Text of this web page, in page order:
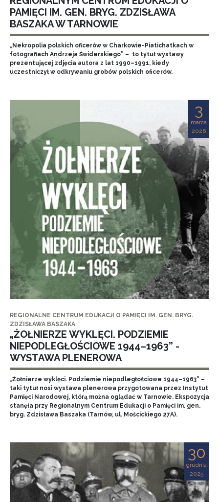
PAMIĘCI IM. GEN. BRYG. ZDZISŁAWA
BASZAKA W TARNOWIE
„Nekropolia polskich oficerów w Charkowie-Piatichatkach w
fotografiach Andrzeja Świderskiego” – to tytuł wystawy
prezentującej zdjęcia autora z lat 1990–1991, kiedy
uczestniczył w odkrywaniu grobów polskich oficerów.
3
marca
2026
REGIONALNE CENTRUM EDUKACJI O PAMIĘCI IM. GEN. BRYG.
ZDZISŁAWA BASZAKA
„ŻOŁNIERZE WYKLĘCI. PODZIEMIE
NIEPODLEGŁOŚCIOWE 1944–1963” -
WYSTAWA PLENEROWA
„Żołnierze wyklęci. Podziemie niepodległościowe 1944–1963” –
taki tytuł nosi wystawa plenerowa przygotowana przez Instytut
Pamięci Narodowej, którą można oglądać w Tarnowie. Ekspozycja
stanęła przy Regionalnym Centrum Edukacji o Pamięci im. gen.
bryg. Zdzisława Baszaka (Tarnów, ul. Mościckiego 27A).
30
grudnia
2025